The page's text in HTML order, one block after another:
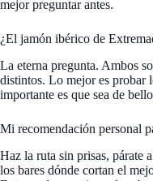
mejor preguntar antes.
¿El jamón ibérico de
La eterna pregunta. Ambos
distintos. Lo mejor es probar
importante es que sea de
Mi recomendación personal
Haz la ruta sin prisas, párate
los bares dónde cortan el